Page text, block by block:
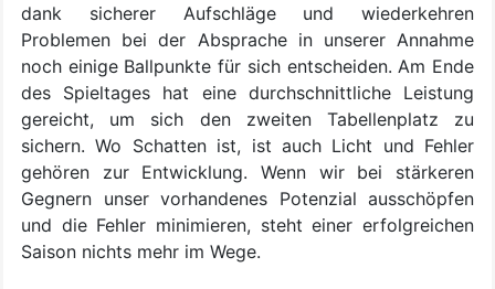
dank sicherer Aufschläge und wiederkehren
Problemen bei der Absprache in unserer Annahme
noch einige Ballpunkte für sich entscheiden. Am Ende
des Spieltages hat eine durchschnittliche Leistung
gereicht, um sich den zweiten Tabellenplatz zu
sichern. Wo Schatten ist, ist auch Licht und Fehler
gehören zur Entwicklung. Wenn wir bei stärkeren
Gegnern unser vorhandenes Potenzial ausschöpfen
und die Fehler minimieren, steht einer erfolgreichen
Saison nichts mehr im Wege.